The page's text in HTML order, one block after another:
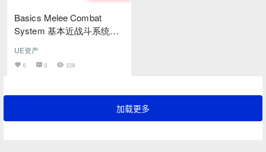
Basics Melee Combat
System 基本近战斗系统
UE资产
0 0 228
加载更多